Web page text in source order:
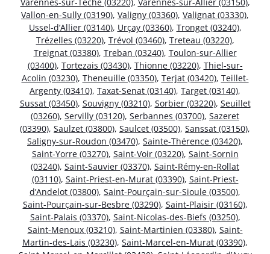
Vallon-en-Sully (03190), Valigny (03360), Valignat (03330),
Ussel-d’Allier (03140), Urçay (03360), Tronget (03240),
Trézelles (03220), Trévol (03460), Treteau (03220),
Treignat (03380), Treban (03240), Toulon-sur-Allier
(03400), Tortezais (03430), Thionne (03220), Thiel-sur-
Acolin (03230), Theneuille (03350), Terjat (03420), Teillet-
Argenty (03410), Taxat-Senat (03140), Target (03140),
Sussat (03450), Souvigny (03210), Sorbier (03220), Seuillet
(03260), Servilly (03120), Serbannes (03700), Sazeret
(03390), Saulzet (03800), Saulcet (03500), Sanssat (03150),
Saligny-sur-Roudon (03470), Sainte-Thérence (03420),
Saint-Yorre (03270), Saint-Voir (03220), Saint-Sornin
(03240), Saint-Sauvier (03370), Saint-Rémy-en-Rollat
(03110), Saint-Priest-en-Murat (03390), Saint-Priest-
d’Andelot (03800), Saint-Pourçain-sur-Sioule (03500),
Saint-Pourçain-sur-Besbre (03290), Saint-Plaisir (03160),
Saint-Palais (03370), Saint-Nicolas-des-Biefs (03250),
Saint-Menoux (03210), Saint-Martinien (03380), Saint-
Martin-des-Lais (03230), Saint-Marcel-en-Murat (03390),